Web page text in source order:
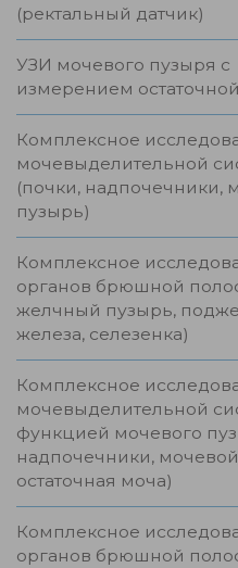
(ректальный датчик)
УЗИ мочевого пузыря с
измерением
Комплексное
мочевыделительной
(почки, надпочечники,
пузырь)
Комплексное
органов брюшной
желчный пузырь,
железа, селезенка)
Комплексное
мочевыделительной
функцией мочевого
надпочечники,
остаточная моча)
Комплексное
органов брюшной